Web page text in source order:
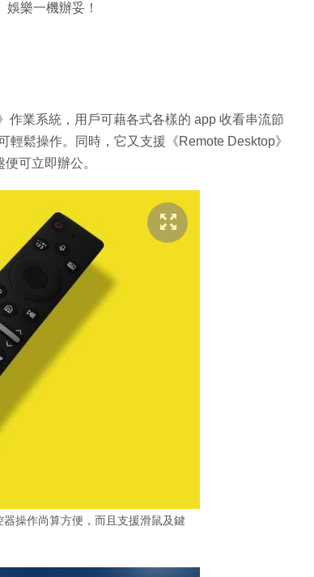
樂一機辦妥！
作業系統，用戶可藉各式各樣的 app 收看串流節
鬆操作。同時，它又支援《Remote Desktop》
可立即辦公。
操作尚算方便，而且支援滑鼠及鍵